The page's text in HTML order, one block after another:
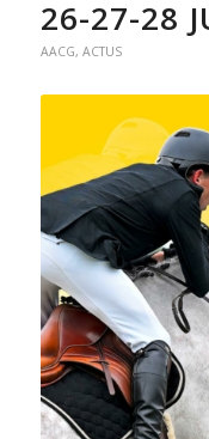
26-27-28
AACG, ACTUS